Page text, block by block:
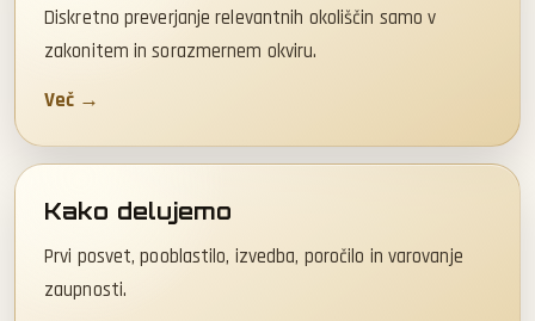
Diskretno preverjanje relevantnih okoliščin samo v
zakonitem in sorazmernem okviru.
Več →
Kako delujemo
Prvi posvet, pooblastilo, izvedba, poročilo in varovanje
zaupnosti.